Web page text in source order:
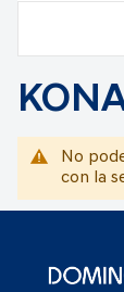
No
con la